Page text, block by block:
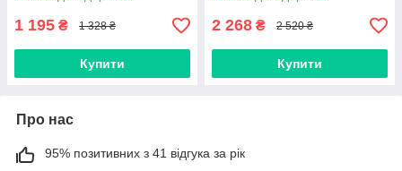
1 195 ₴ 1 328 ₴
Купити
2 268 ₴ 2 520 ₴
Купити
Про нас
95% позитивних з 41 відгука за рік